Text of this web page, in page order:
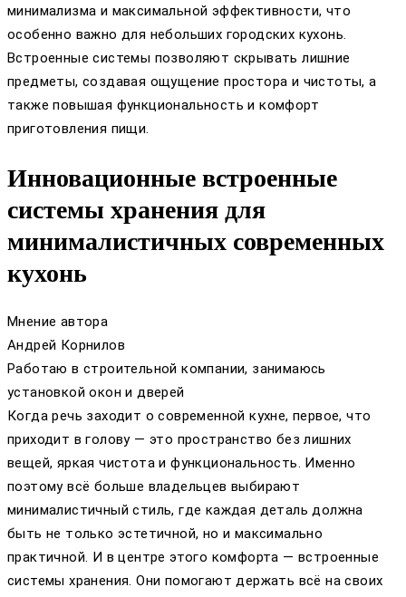
минимализма и максимальной эффективности, что
особенно важно для небольших городских кухонь.
Встроенные системы позволяют скрывать лишние
предметы, создавая ощущение простора и чистоты, а
также повышая функциональность и комфорт
приготовления пищи.
Инновационные встроенные
системы хранения для
минималистичных современных
кухонь
Мнение автора
Андрей Корнилов
Работаю в строительной компании, занимаюсь
установкой окон и дверей
Когда речь заходит о современной кухне, первое, что
приходит в голову — это пространство без лишних
вещей, яркая чистота и функциональность. Именно
поэтому всё больше владельцев выбирают
минималистичный стиль, где каждая деталь должна
быть не только эстетичной, но и максимально
практичной. И в центре этого комфорта — встроенные
системы хранения. Они помогают держать всё на своих